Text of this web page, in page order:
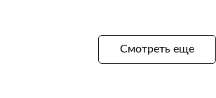
Смотреть еще